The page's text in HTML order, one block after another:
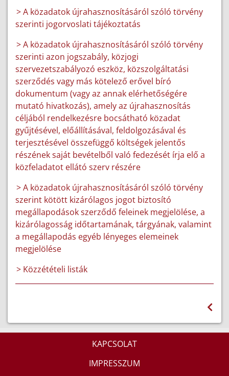
> A közadatok újrahasznosításáról szóló törvény
szerinti jogorvoslati tájékoztatás
> A közadatok újrahasznosításáról szóló törvény
szerinti azon jogszabály, közjogi
szervezetszabályozó eszköz, közszolgáltatási
szerződés vagy más kötelező erővel bíró
dokumentum (vagy az annak elérhetőségére
mutató hivatkozás), amely az újrahasznosítás
céljából rendelkezésre bocsátható közadat
gyűjtésével, előállításával, feldolgozásával és
terjesztésével összefüggő költségek jelentős
részének saját bevételből való fedezését írja elő a
közfeladatot ellátó szerv részére
> A közadatok újrahasznosításáról szóló törvény
szerint kötött kizárólagos jogot biztosító
megállapodások szerződő feleinek megjelölése, a
kizárólagosság időtartamának, tárgyának, valamint
a megállapodás egyéb lényeges elemeinek
megjelölése
> Közzétételi listák
KAPCSOLAT
IMPRESSZUM